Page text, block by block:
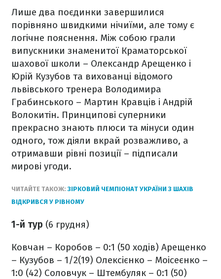
Лише два поєдинки завершилися
порівняно швидкими нічиїми, але тому є
логічне пояснення. Між собою грали
випускники знаменитої Краматорської
шахової школи – Олександр Арещенко і
Юрій Кузубов та вихованці відомого
львівського тренера Володимира
Грабинського – Мартин Кравців і Андрій
Волокитін. Принципові суперники
прекрасно знають плюси та мінуси один
одного, тож діяли вкрай розважливо, а
отримавши рівні позиції – підписали
мирові угоди.
ЧИТАЙТЕ ТАКОЖ:ЗІРКОВИЙ ЧЕМПІОНАТ УКРАЇНИ З ШАХІВ
ВІДКРИВСЯ У РІВНОМУ
1-й тур (6 грудня)
Ковчан – Коробов – 0:1 (50 ходів) Арещенко
– Кузубов – 1/2(19) Олексієнко – Моісеєнко –
1:0 (42) Соловчук – Штембуляк – 0:1 (50)